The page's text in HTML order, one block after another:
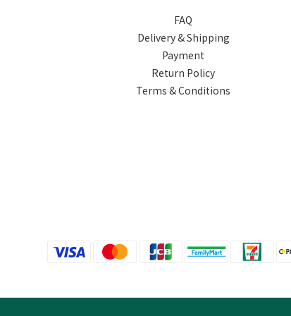
FAQ
Delivery & Shipping
Payment
Return Policy
Terms & Conditions